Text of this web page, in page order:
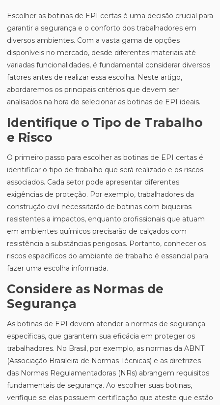
Escolher as botinas de EPI certas é uma decisão crucial para
garantir a segurança e o conforto dos trabalhadores em
diversos ambientes. Com a vasta gama de opções
disponíveis no mercado, desde diferentes materiais até
variadas funcionalidades, é fundamental considerar diversos
fatores antes de realizar essa escolha. Neste artigo,
abordaremos os principais critérios que devem ser
analisados na hora de selecionar as botinas de EPI ideais.
Identifique o Tipo de Trabalho
e Risco
O primeiro passo para escolher as botinas de EPI certas é
identificar o tipo de trabalho que será realizado e os riscos
associados. Cada setor pode apresentar diferentes
exigências de proteção. Por exemplo, trabalhadores da
construção civil necessitarão de botinas com biqueiras
resistentes a impactos, enquanto profissionais que atuam
em ambientes químicos precisarão de calçados com
resistência a substâncias perigosas. Portanto, conhecer os
riscos específicos do ambiente de trabalho é essencial para
fazer uma escolha informada.
Considere as Normas de
Segurança
As botinas de EPI devem atender a normas de segurança
específicas, que garantem sua eficácia em proteger os
trabalhadores. No Brasil, por exemplo, as normas da ABNT
(Associação Brasileira de Normas Técnicas) e as diretrizes
das Normas Regulamentadoras (NRs) abrangem requisitos
fundamentais de segurança. Ao escolher suas botinas,
verifique se elas possuem certificação que ateste que estão